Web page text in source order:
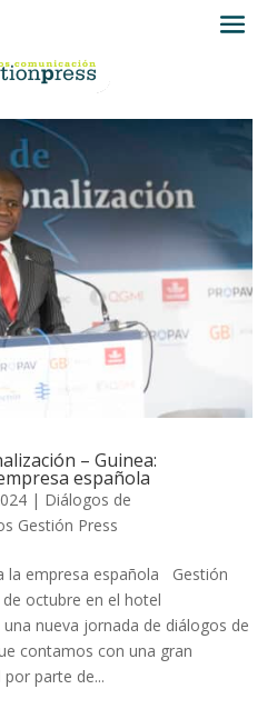
– Guinea:
española
| Diálogos de
Gestión Press
la empresa española Gestión
octubre en el hotel
nueva jornada de diálogos de
contamos con una gran
parte de...